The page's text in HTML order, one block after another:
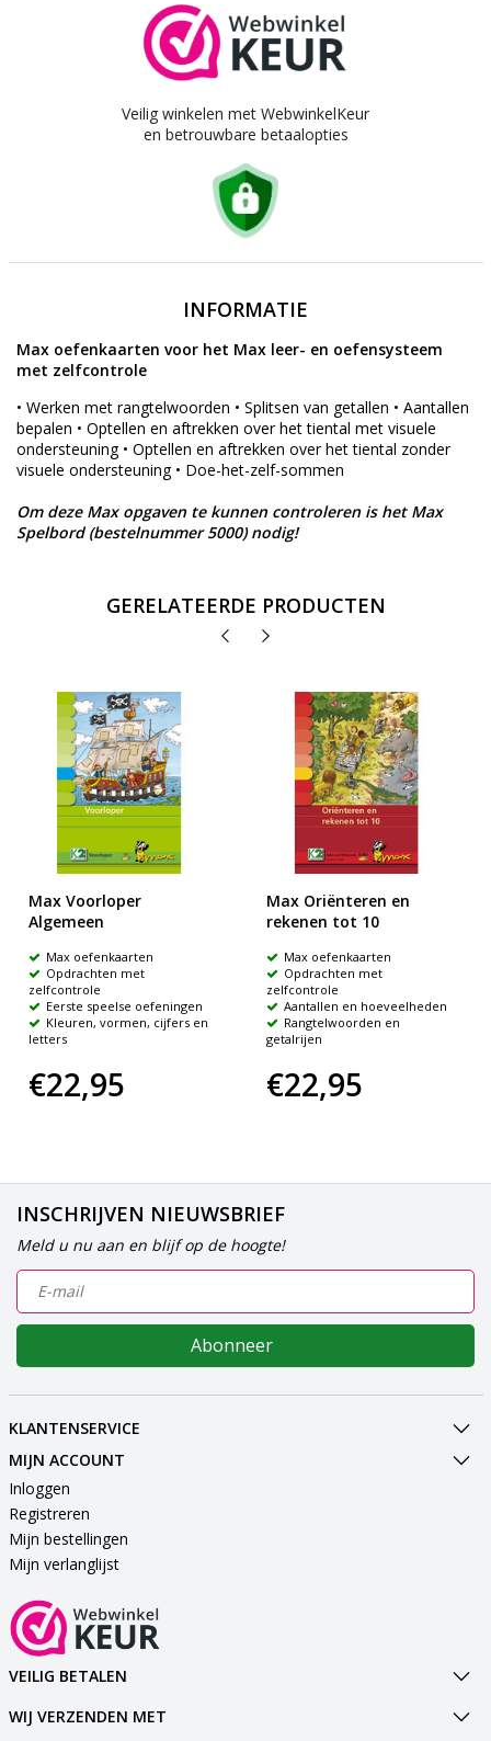
Veilig winkelen met WebwinkelKeur
en betrouwbare betaalopties
INFORMATIE
Max oefenkaarten voor het Max leer- en oefensysteem
met zelfcontrole
• Werken met rangtelwoorden • Splitsen van getallen • Aantallen
bepalen • Optellen en aftrekken over het tiental met visuele
ondersteuning • Optellen en aftrekken over het tiental zonder
visuele ondersteuning • Doe-het-zelf-sommen
Om deze Max opgaven te kunnen controleren is het Max
Spelbord (bestelnummer 5000) nodig!
GERELATEERDE PRODUCTEN
Max Voorloper
Algemeen
Max oefenkaarten
Opdrachten met
zelfcontrole
Eerste speelse oefeningen
Kleuren, vormen, cijfers en
letters
€22,95
Max Oriënteren en
rekenen tot 10
Max oefenkaarten
Opdrachten met
zelfcontrole
Aantallen en hoeveelheden
Rangtelwoorden en
getalrijen
€22,95
INSCHRIJVEN NIEUWSBRIEF
Meld u nu aan en blijf op de hoogte!
Abonneer
KLANTENSERVICE
MIJN ACCOUNT
Inloggen
Registreren
Mijn bestellingen
Mijn verlanglijst
VEILIG BETALEN
WIJ VERZENDEN MET